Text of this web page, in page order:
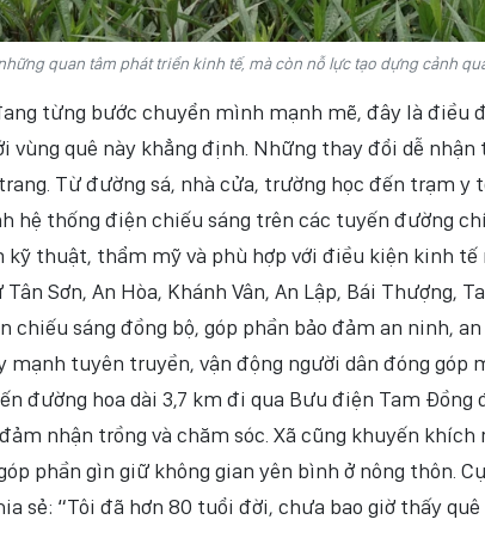
quan tâm phát triển kinh tế, mà còn nỗ lực tạo dựng cảnh
từng bước chuyển mình mạnh mẽ, đây là điều
vùng quê này khẳng định. Những thay đổi dễ
Từ đường sá, nhà cửa, trường học đến trạm y
hệ thống điện chiếu sáng trên các tuyến đường
thuật, thẩm mỹ và phù hợp với điều kiện kinh tế
Sơn, An Hòa, Khánh Vân, An Lập, Bái Thượng,
chiếu sáng đồng bộ, góp phần bảo đảm an ninh,
mạnh tuyên truyền, vận động người dân đóng góp
đường hoa dài 3,7 km đi qua Bưu điện Tam Đồng
nhận trồng và chăm sóc. Xã cũng khuyến
phần gìn giữ không gian yên bình ở nông thôn.
sẻ: “Tôi đã hơn 80 tuổi đời, chưa bao giờ thấy